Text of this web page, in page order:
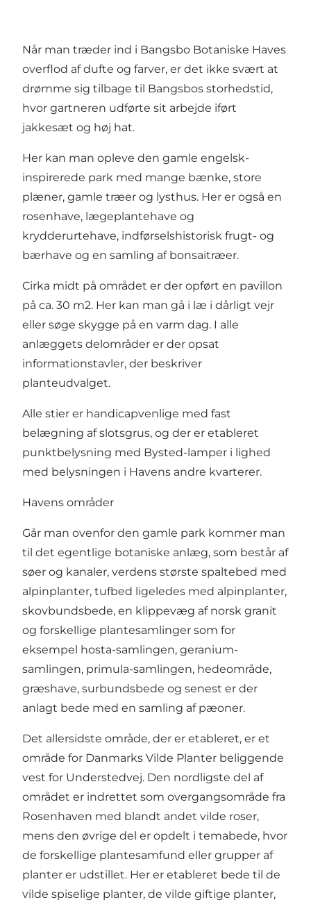
Når man træder ind i Bangsbo Botaniske Haves
overflod af dufte og farver, er det ikke svært at
drømme sig tilbage til Bangsbos storhedstid,
hvor gartneren udførte sit arbejde iført
jakkesæt og høj hat.
Her kan man opleve den gamle engelsk-
inspirerede park med mange bænke, store
plæner, gamle træer og lysthus. Her er også en
rosenhave, lægeplantehave og
krydderurtehave, indførselshistorisk frugt- og
bærhave og en samling af bonsaitræer.
Cirka midt på området er der opført en pavillon
på ca. 30 m2. Her kan man gå i læ i dårligt vejr
eller søge skygge på en varm dag. I alle
anlæggets delområder er der opsat
informationstavler, der beskriver
planteudvalget.
Alle stier er handicapvenlige med fast
belægning af slotsgrus, og der er etableret
punktbelysning med Bysted-lamper i lighed
med belysningen i Havens andre kvarterer.
Havens områder
Går man ovenfor den gamle park kommer man
til det egentlige botaniske anlæg, som består af
søer og kanaler, verdens største spaltebed med
alpinplanter, tufbed ligeledes med alpinplanter,
skovbundsbede, en klippevæg af norsk granit
og forskellige plantesamlinger som for
eksempel hosta-samlingen, geranium-
samlingen, primula-samlingen, hedeområde,
græshave, surbundsbede og senest er der
anlagt bede med en samling af pæoner.
Det allersidste område, der er etableret, er et
område for Danmarks Vilde Planter beliggende
vest for Understedvej. Den nordligste del af
området er indrettet som overgangsområde fra
Rosenhaven med blandt andet vilde roser,
mens den øvrige del er opdelt i temabede, hvor
de forskellige plantesamfund eller grupper af
planter er udstillet. Her er etableret bede til de
vilde spiselige planter, de vilde giftige planter,